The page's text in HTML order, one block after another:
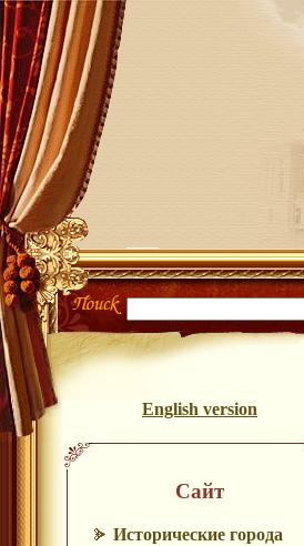
English version
Сайт
Исторические города